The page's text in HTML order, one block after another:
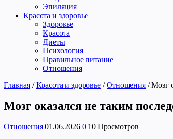
Эпиляция
Красота и здоровье
Здоровье
Красота
Диеты
Психология
Правильное питание
Отношения
Главная / Красота и здоровье / Отношения / Мозг
Мозг оказался не таким
Отношения 01.06.2026 0 10 Просмотров